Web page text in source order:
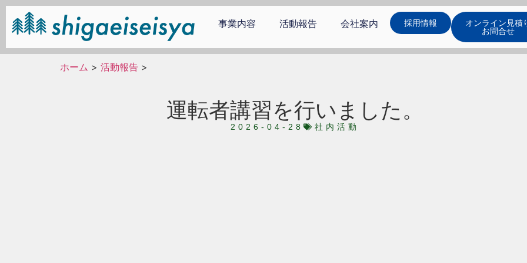
事業内容 活動報告 会社案内 採用情報
オンライン見積
お問合せ
ホーム > 活動報告 >
運転者講習を行いました。
2026-04-28 社内活動